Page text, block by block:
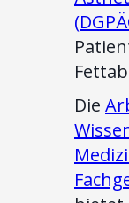
Die